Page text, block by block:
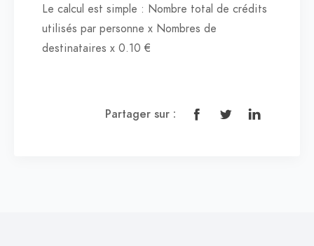
Le calcul est simple : Nombre total de crédits
utilisés par personne x Nombres de
destinataires x 0.10 €
Partager sur :